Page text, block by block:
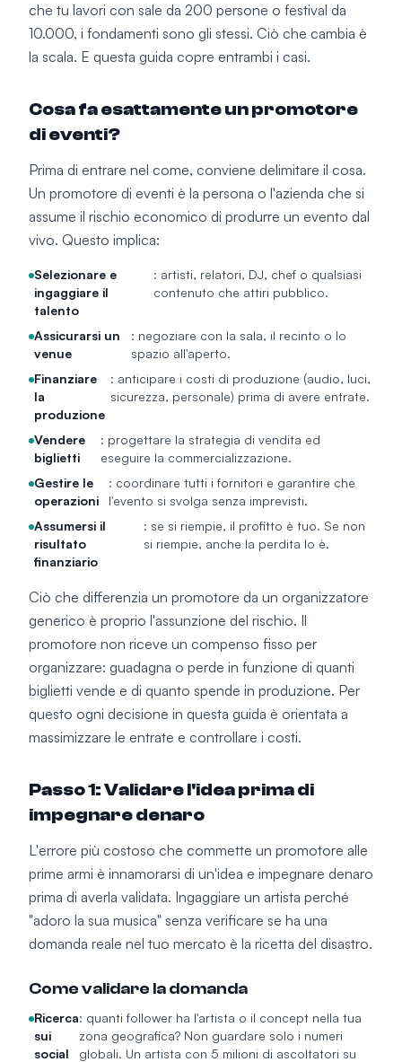
che tu lavori con sale da 200 persone o festival da
10.000, i fondamenti sono gli stessi. Ciò che cambia è
la scala. E questa guida copre entrambi i casi.
Cosa fa esattamente un promotore
di eventi?
Prima di entrare nel come, conviene delimitare il cosa.
Un promotore di eventi è la persona o l'azienda che si
assume il rischio economico di produrre un evento dal
vivo. Questo implica:
Selezionare e
ingaggiare il
talento
: artisti, relatori, DJ, chef o qualsiasi
contenuto che attiri pubblico.
Assicurarsi un
venue
: negoziare con la sala, il recinto o lo
spazio all'aperto.
Finanziare
la
produzione
: anticipare i costi di produzione (audio, luci,
sicurezza, personale) prima di avere entrate.
Vendere
biglietti
: progettare la strategia di vendita ed
eseguire la commercializzazione.
Gestire le
operazioni
: coordinare tutti i fornitori e garantire che
l'evento si svolga senza imprevisti.
Assumersi il
risultato
finanziario
: se si riempie, il profitto è tuo. Se non
si riempie, anche la perdita lo è.
Ciò che differenzia un promotore da un organizzatore
generico è proprio l'assunzione del rischio. Il
promotore non riceve un compenso fisso per
organizzare: guadagna o perde in funzione di quanti
biglietti vende e di quanto spende in produzione. Per
questo ogni decisione in questa guida è orientata a
massimizzare le entrate e controllare i costi.
Passo 1: Validare l'idea prima di
impegnare denaro
L'errore più costoso che commette un promotore alle
prime armi è innamorarsi di un'idea e impegnare denaro
prima di averla validata. Ingaggiare un artista perché
"adoro la sua musica" senza verificare se ha una
domanda reale nel tuo mercato è la ricetta del disastro.
Come validare la domanda
Ricerca
sui
social
: quanti follower ha l'artista o il concept nella tua
zona geografica? Non guardare solo i numeri
globali. Un artista con 5 milioni di ascoltatori su